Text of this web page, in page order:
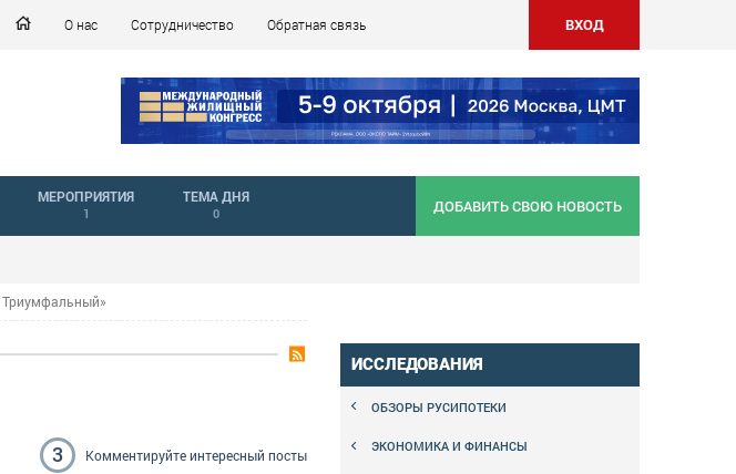
О нас Сотрудничество Обратная связь ВХОД
МЕРОПРИЯТИЯ
1
ТЕМА ДНЯ
0 ДОБАВИТЬ СВОЮ НОВОСТЬ
Триумфальный»
3 Комментируйтеинтересный посты
ИССЛЕДОВАНИЯ
ОБЗОРЫ РУСИПОТЕКИ
ЭКОНОМИКА И ФИНАНСЫ